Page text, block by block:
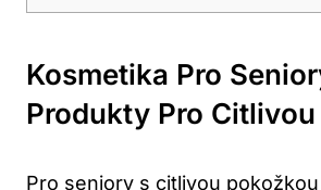
Kosmetika Pro
Produkty Pro
Pro seniory s citlivou